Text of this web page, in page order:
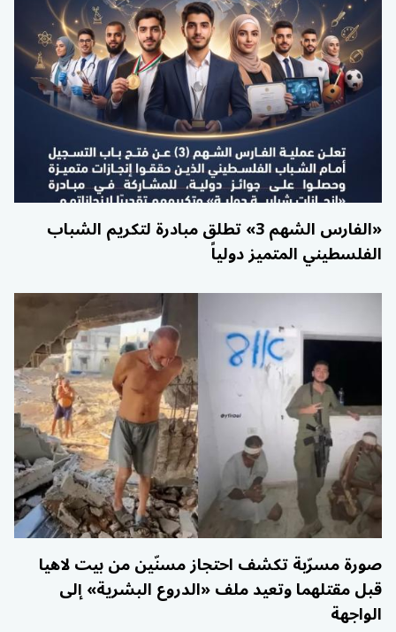
«الفارس الشهم 3» تطلق مبادرة لتكريم الشباب
الفلسطيني المتميز دولياً
صورة مسرّبة تكشف احتجاز مسنّين من بيت لاهيا
قبل مقتلهما وتعيد ملف «الدروع البشرية» إلى
الواجهة